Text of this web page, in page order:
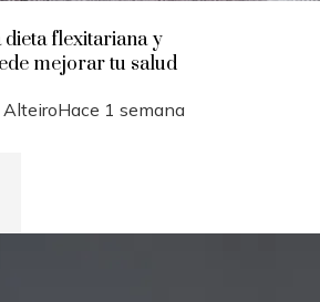
dieta flexitariana y
mejorar tu salud
AlteiroHace 1 semana